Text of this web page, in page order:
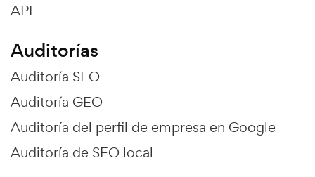
API
Auditorías
Auditoría SEO
Auditoría GEO
Auditoría del perfil de empresa en Google
Auditoría de SEO local